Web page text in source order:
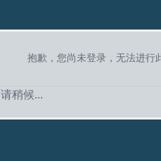
抱歉，您尚未登录，无法进行
请稍候...